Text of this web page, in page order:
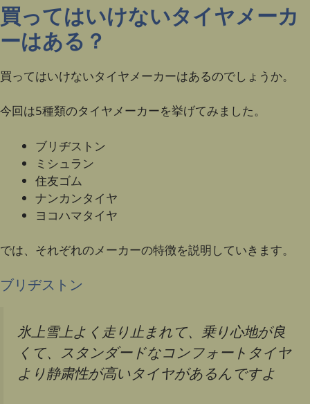
買ってはいけないタイヤメーカ
ーはある？
買ってはいけないタイヤメーカーはあるのでしょうか。
今回は5種類のタイヤメーカーを挙げてみました。
ブリヂストン
ミシュラン
住友ゴム
ナンカンタイヤ
ヨコハマタイヤ
では、それぞれのメーカーの特徴を説明していきます。
ブリヂストン
氷上雪上よく走り止まれて、乗り心地が良
くて、スタンダードなコンフォートタイヤ
より静粛性が高いタイヤがあるんですよ